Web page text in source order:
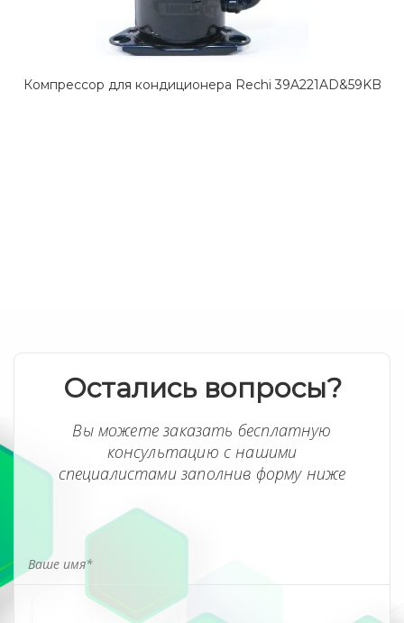
Компрессор для кондиционера Rechi 39A221AD&59KB
Остались вопросы?
Вы можете заказать бесплатную
консультацию с нашими
специалистами заполнив форму ниже